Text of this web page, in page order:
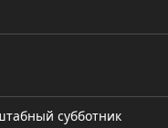
субботник